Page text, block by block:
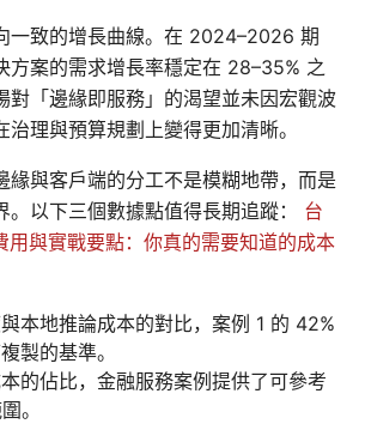
一致的增長曲線。在 2024–2026 期
方案的需求增長率穩定在 28–35% 之
對「邊緣即服務」的渴望並未因宏觀波
理與預算規劃上變得更加清晰。
緣與客戶端的分工不是模糊地帶，而是
。以下三個數據點值得長期追蹤： 台
用與實戰要點：你真的需要知道的成本
本地推論成本的對比，案例 1 的 42%
製的基準。
的佔比，金融服務案例提供了可參考
。